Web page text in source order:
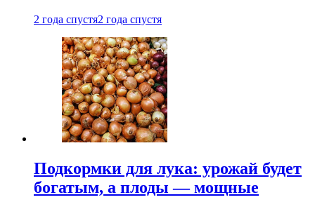
2 года спустя2 года спустя
Подкормки для лука: урожай будет
богатым, а плоды — мощные